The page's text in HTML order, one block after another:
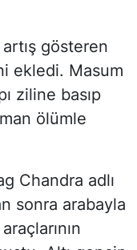
gösteren
ekledi. Masum
ziline basıp
ölümle
Chandra adlı
sonra arabayla